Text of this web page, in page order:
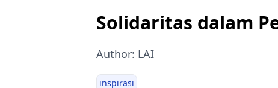
Solidaritas dalam
Author: LAI
inspirasi